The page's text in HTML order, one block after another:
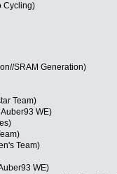
Cycling)
SRAM Generation)
Team)
WE)
Team)
WE)